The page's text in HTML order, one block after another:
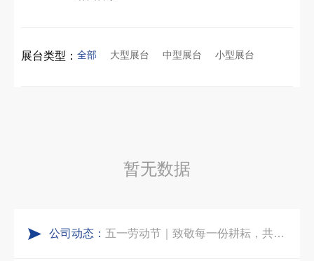
展台类型： 全部 大型展台 中型展台 小型展台
暂无数据
公司动态： 五一劳动节｜致敬每一份耕耘，共赴会展新征程
乌兹别克斯坦展会搭建服务厂家怎么选？避开行业乱象，实地工厂服务商才是参展标配